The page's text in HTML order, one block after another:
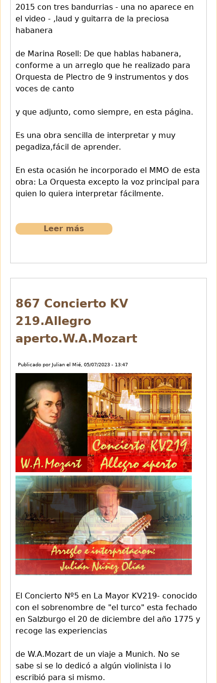
2015 con tres bandurrias - una no aparece en
el video - ,laud y guitarra de la preciosa
habanera
de Marina Rosell: De que hablas habanera,
conforme a un arreglo que he realizado para
Orquesta de Plectro de 9 instrumentos y dos
voces de canto
y que adjunto, como siempre, en esta página.
Es una obra sencilla de interpretar y muy
pegadiza,fácil de aprender.
En esta ocasión he incorporado el MMO de esta
obra: La Orquesta excepto la voz principal para
quien lo quiera interpretar fácilmente.
Leer más
que
de
M.Rosell
867 Concierto KV
219.Allegro
aperto.W.A.Mozart
Publicado por Julian el Mié, 05/07/2023 - 13:47
El Concierto Nº5 en La Mayor KV219- conocido
con el sobrenombre de "el turco" esta fechado
en Salzburgo el 20 de diciembre del año 1775 y
recoge las experiencias
de W.A.Mozart de un viaje a Munich. No se
sabe si se lo dedicó a algún violinista i lo
escribió para si mismo.